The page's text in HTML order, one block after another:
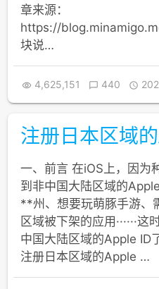
章来源：
https://
块说…
 4,625,151  440 
注册日本区域
一、前言 在iOS上，因为
到非中国大陆区域的
**州、想要玩萌豚手游、
区域被下架的应用······
中国大陆区域的Apple ID
注册日本区域的Apple …